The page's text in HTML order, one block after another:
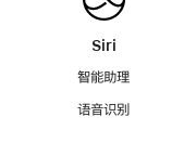
Siri
智能助理
语音识别